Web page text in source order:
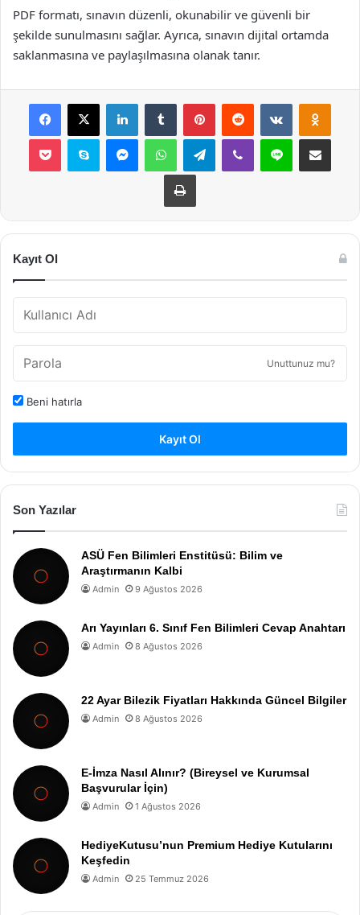
PDF formatı, sınavın düzenli, okunabilir ve güvenli bir
şekilde sunulmasını sağlar. Ayrıca, sınavın dijital ortamda
saklanmasına ve paylaşılmasına olanak tanır.
Facebook
X LinkedInTumblr PinterestReddit VKontakte
Pocket Skype MessengerWhatsAppTelegramViber Line E-Posta ile
Yazdır
Kayıt Ol
Unuttunuz mu?
Beni hatırla
Kayıt Ol
Son Yazılar
ASÜ Fen Bilimleri Enstitüsü: Bilim ve
Araştırmanın Kalbi
Admin 9 Ağustos 2026
Arı Yayınları 6. Sınıf Fen Bilimleri Cevap Anahtarı
Admin 8 Ağustos 2026
22 Ayar Bilezik Fiyatları Hakkında Güncel Bilgiler
Admin 8 Ağustos 2026
E-İmza Nasıl Alınır? (Bireysel ve Kurumsal
Başvurular İçin)
Admin 1 Ağustos 2026
HediyeKutusu’nun Premium Hediye Kutularını
Keşfedin
Admin 25 Temmuz 2026